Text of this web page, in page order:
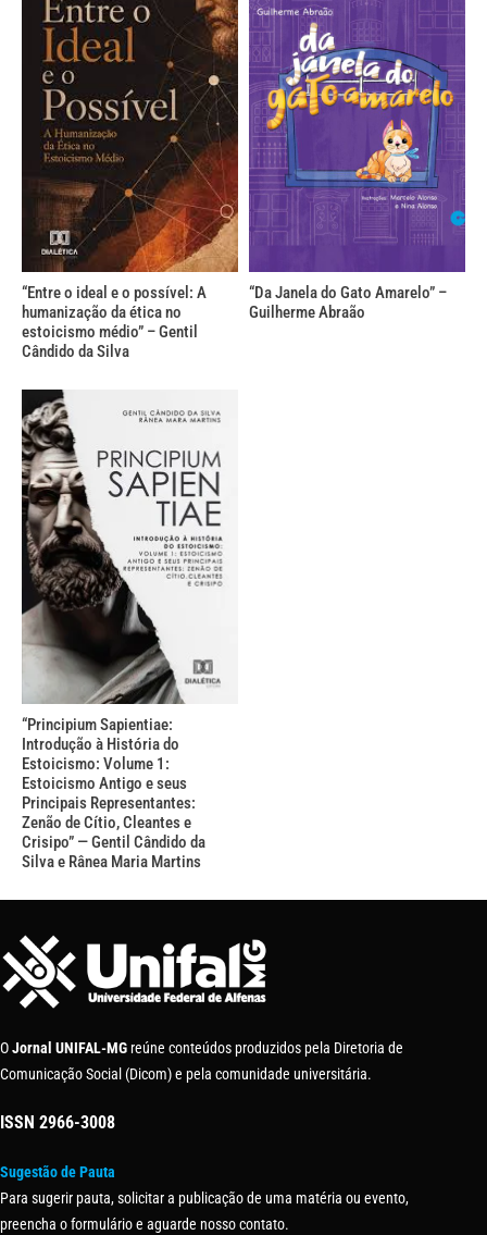
“Entre o ideal e o possível: A
humanização da ética no
estoicismo médio” – Gentil
Cândido da Silva
“Da Janela do Gato Amarelo” –
Guilherme Abraão
“Principium Sapientiae:
Introdução à História do
Estoicismo: Volume 1:
Estoicismo Antigo e seus
Principais Representantes:
Zenão de Cítio, Cleantes e
Crisipo” — Gentil Cândido da
Silva e Rânea Maria Martins
OJornal UNIFAL-MG reúne conteúdos produzidos pela Diretoria de
Comunicação Social (Dicom) e pela comunidade universitária.
ISSN 2966-3008
Sugestão de Pauta
Para sugerir pauta, solicitar a publicação de uma matéria ou evento,
preencha o formulário e aguarde nosso contato.